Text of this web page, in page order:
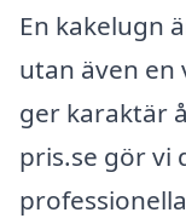
En kakelugn
utan även en
ger karaktär
pris.se gör vi